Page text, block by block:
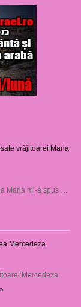
vrăjitoarei Maria
Maria mi-a spus …
Mercedeza
Mercedeza